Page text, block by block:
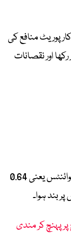
منافع کی
اور نقصانات
اس روز کے ایس ای 100 انڈیکس 1,199.14 پوائنٹس یعنی 0.64
پہنچ کر مندی